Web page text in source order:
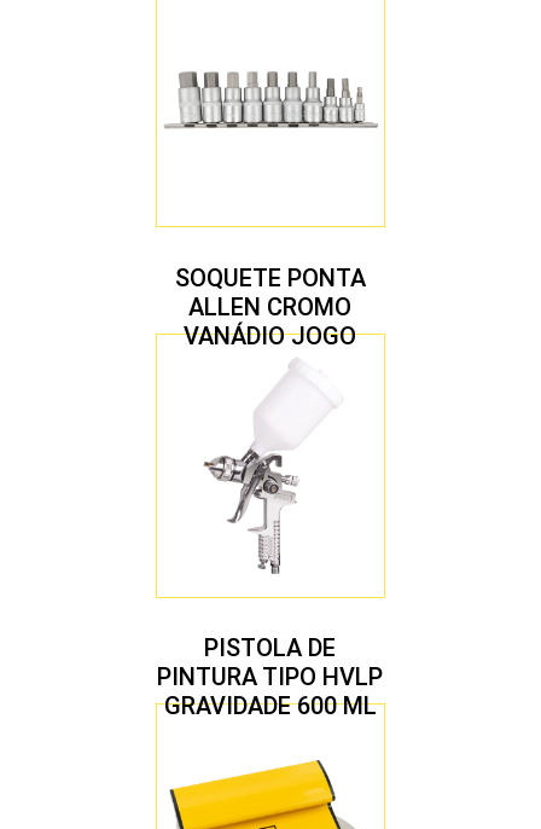
SOQUETE PONTA
ALLEN CROMO
VANÁDIO JOGO
COM 10 PEÇAS
PISTOLA DE
PINTURA TIPO HVLP
GRAVIDADE 600 ML
1,7 MM